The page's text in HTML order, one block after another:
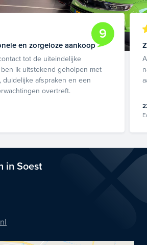
9
en zorgeloze aankoop
tot de uiteindelijke
ik uitstekend geholpen met
duidelijke afspraken en een
overtreft.
in Soest